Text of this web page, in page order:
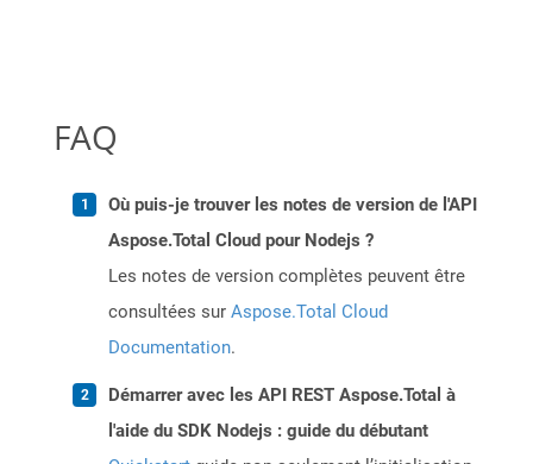
FAQ
Où puis-je trouver les notes de version de l'API
Aspose.Total Cloud pour Nodejs ?
Les notes de version complètes peuvent être
consultées sur Aspose.Total Cloud
Documentation.
Démarrer avec les API REST Aspose.Total à
l'aide du SDK Nodejs : guide du débutant